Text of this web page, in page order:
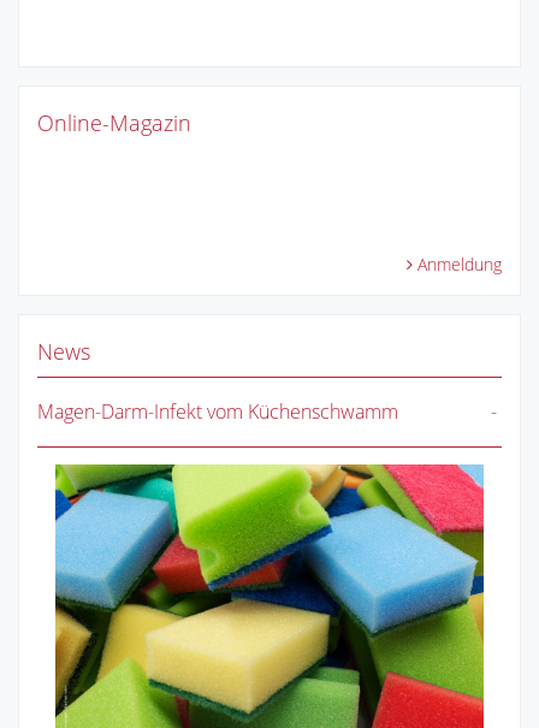
Online-Magazin
Anmeldung
News
Magen-Darm-Infekt vom Küchenschwamm